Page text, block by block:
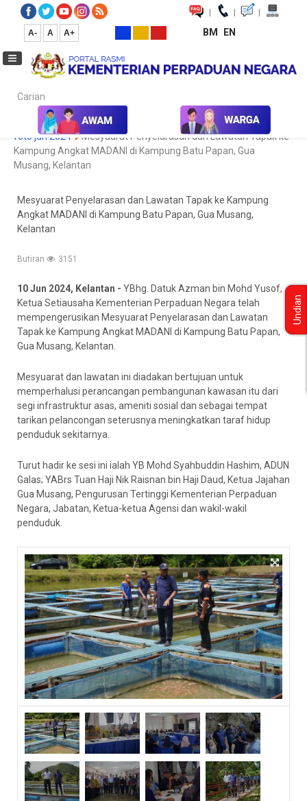
| | |
A- A A+ BM EN
Carian...
Laman Utama Media Koleksi Media Foto
Galeri Foto
foto jun 2024
Mesyuarat Penyelarasan dan Lawatan Tapak ke
Kampung Angkat MADANI di Kampung Batu Papan, Gua
Musang, Kelantan
Mesyuarat Penyelarasan dan Lawatan Tapak ke Kampung
Angkat MADANI di Kampung Batu Papan, Gua Musang,
Kelantan
Butiran 3151
10 Jun 2024, Kelantan - YBhg. Datuk Azman bin Mohd Yusof,
Ketua Setiausaha Kementerian Perpaduan Negara telah
mempengerusikan Mesyuarat Penyelarasan dan Lawatan
Tapak ke Kampung Angkat MADANI di Kampung Batu Papan,
Gua Musang, Kelantan.
Mesyuarat dan lawatan ini diadakan bertujuan untuk
memperhalusi perancangan pembangunan kawasan itu dari
segi infrastruktur asas, ameniti sosial dan sebagai tempat
tarikan pelancongan seterusnya meningkatkan taraf hidup
penduduk sekitarnya.
Turut hadir ke sesi ini ialah YB Mohd Syahbuddin Hashim, ADUN
Galas; YABrs Tuan Haji Nik Raisnan bin Haji Daud, Ketua Jajahan
Gua Musang, Pengurusan Tertinggi Kementerian Perpaduan
Negara, Jabatan, Ketua-ketua Agensi dan wakil-wakil
penduduk.
Undian